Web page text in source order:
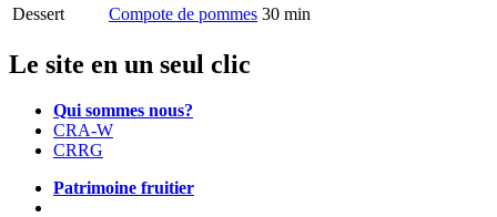
Dessert
Compote de pommes 30 min
Le site en un seul clic
Qui sommes nous?
CRA-W
CRRG
Patrimoine fruitier